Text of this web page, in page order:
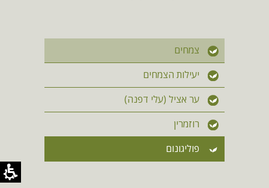
צמחים
יעילות הצמחים
ער אציל (עלי דפנה)
רוזמרין
פוליגונום